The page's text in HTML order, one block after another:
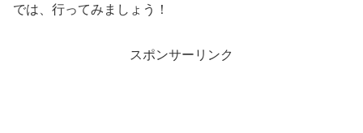
では、行ってみましょう！
スポンサーリンク